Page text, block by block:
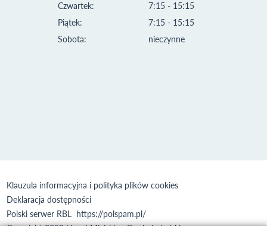
Czwartek:
Piątek:
Sobota:
7:15 - 15:15
7:15 - 15:15
nieczynne
Klauzula informacyjna i polityka plików cookies
Deklaracja dostępności
Polski serwer RBL https://polspam.pl/